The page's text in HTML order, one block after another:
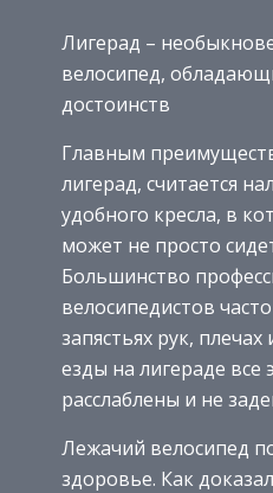
Лигерад –
велосипед,
достоинств
Главным
лигерад, считается
удобного кресла, в
может не просто
Большинство
велосипедистов
запястьях рук,
езды на лигераде все
расслаблены и не
Лежачий велосипед
здоровье. Как